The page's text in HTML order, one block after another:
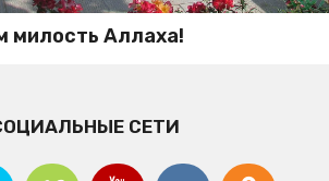
милость Аллаха!
СЕТИ